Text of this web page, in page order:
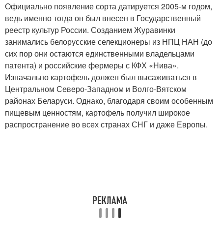
Официально появление сорта датируется 2005-м годом,
ведь именно тогда он был внесен в Государственный
реестр культур России. Созданием Журавинки
занимались белорусские селекционеры из НПЦ НАН (до
сих пор они остаются единственными владельцами
патента) и российские фермеры с КФХ «Нива».
Изначально картофель должен был высаживаться в
Центральном Северо-Западном и Волго-Вятском
районах Беларуси. Однако, благодаря своим особенным
пищевым ценностям, картофель получил широкое
распространение во всех странах СНГ и даже Европы.